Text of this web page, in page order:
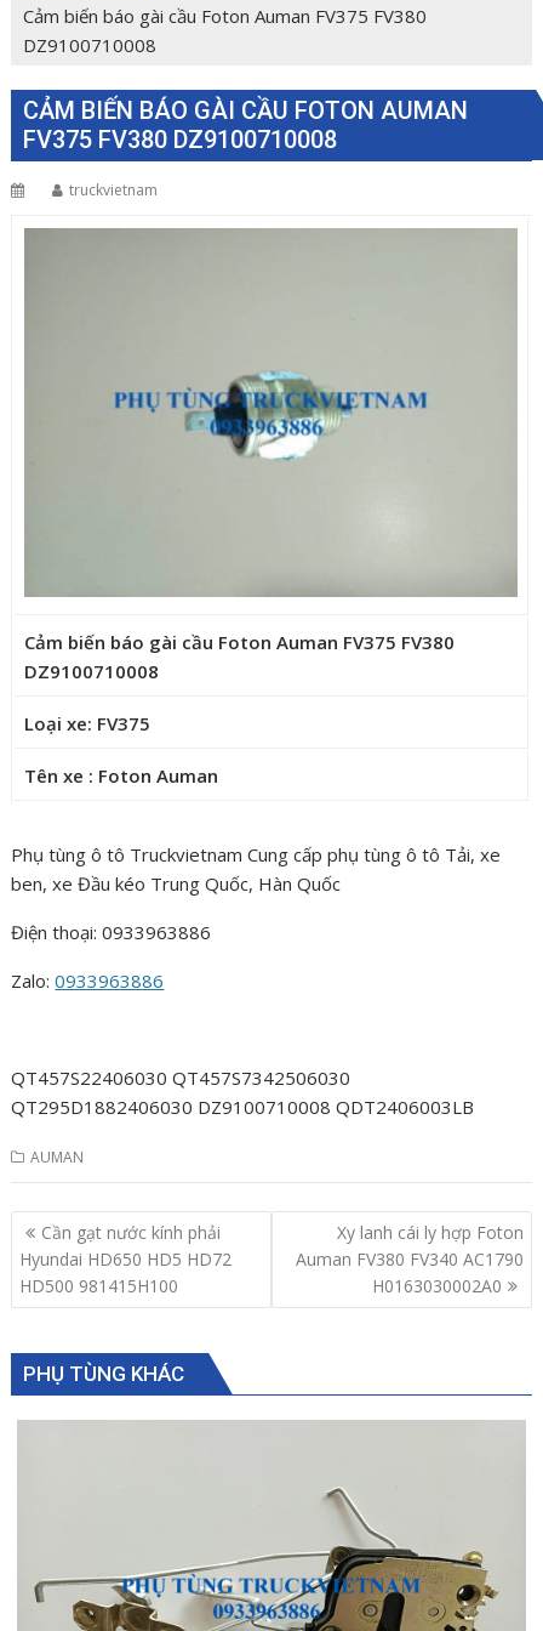
Cảm biến báo gài cầu Foton Auman FV375 FV380
DZ9100710008
CẢM BIẾN BÁO GÀI CẦU FOTON AUMAN
FV375 FV380 DZ9100710008
truckvietnam
Cảm biến báo gài cầu Foton Auman FV375 FV380
DZ9100710008
Loại xe: FV375
Tên xe : Foton Auman
Phụ tùng ô tô Truckvietnam Cung cấp phụ tùng ô tô Tải, xe
ben, xe Đầu kéo Trung Quốc, Hàn Quốc
Điện thoại: 0933963886
Zalo:0933963886
QT457S22406030 QT457S7342506030
QT295D1882406030 DZ9100710008 QDT2406003LB
AUMAN
Post
navigation
Cần gạt nước kính phải
Hyundai HD650 HD5 HD72
HD500 981415H100
Xy lanh cái ly hợp Foton
Auman FV380 FV340 AC1790
H0163030002A0
PHỤ TÙNG KHÁC